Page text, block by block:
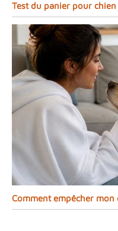
Test du panier pour chien
Comment empêcher mon